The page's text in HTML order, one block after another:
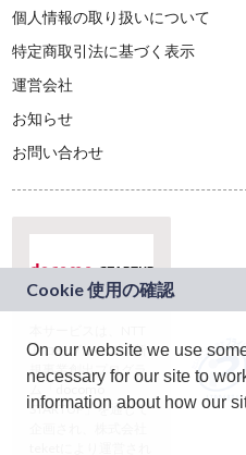
個人情報の取り扱いについて
特定商取引法に基づく表示
運営会社
お知らせ
お問い合わせ
ドコモグループの新
規事業創出プログラ
ム「docomo
STARTUP」を通じて
On our website we use
necessary for our site to
information about how our